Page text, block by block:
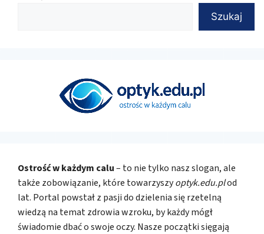
Szukaj
Ostrość w każdym calu– to nie tylko nasz slogan, ale
także zobowiązanie, które towarzyszyoptyk.edu.plod
lat. Portal powstał z pasji do dzielenia się rzetelną
wiedzą na temat zdrowia wzroku, by każdy mógł
świadomie dbać o swoje oczy. Nasze początki sięgają